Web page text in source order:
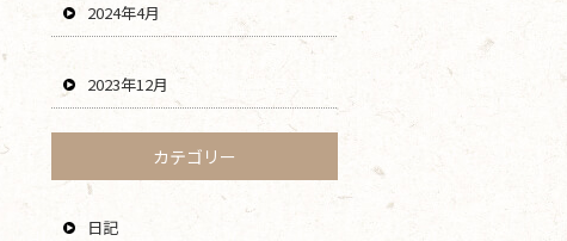
2024年4月
2023年12月
カテゴリー
日記